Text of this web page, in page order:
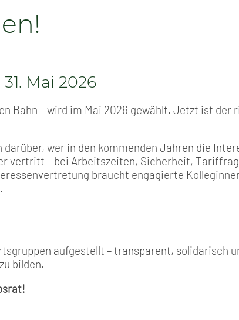
Mai 2026
Bahn – wird im Mai 2026 gewählt. Jetzt ist der
wer in den kommenden Jahren die
vertritt – bei Arbeitszeiten, Sicherheit,
braucht engagierte
aufgestellt – transparent, solidarisch
bilden.